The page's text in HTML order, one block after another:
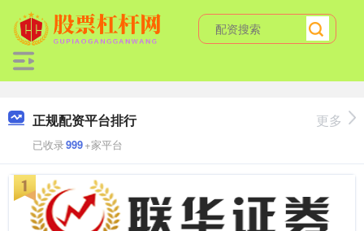
正规配资平台排行
已收录999+家平台
更多